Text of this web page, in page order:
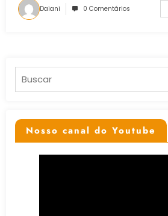
Daiani 0 Comentários
Pesquisar
Nosso canal do Youtube